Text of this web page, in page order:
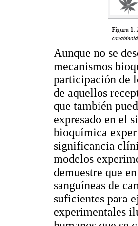
Aunque no se
mecanismos
participación de
de aquellos
que también
expresado en el
bioquímica
significancia
modelos
demuestre que
sanguíneas de
suficientes para
experimentales